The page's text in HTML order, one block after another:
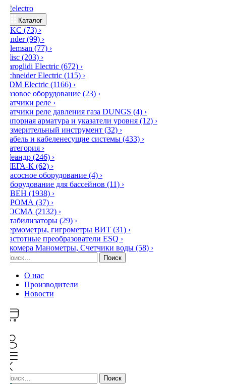
Каталог
DKC (73) ›
Finder(99) ›
Klemsan (77) ›
Misc (203) ›
Saroglidi Electric (672) ›
Schneider Electric (115) ›
TDM Electric (1166) ›
Газовое оборудование (23) ›
Датчики реле ›
Датчики реле давления газа DUNGS (4) ›
Запорная арматура и указатели уровня (12) ›
Измерительный инструмент (32) ›
Кабель и кабеленесущие системы (433) ›
Категория ›
Меандр (246) ›
МЕГА-К (62) ›
Насосное оборудование (4) ›
Оборудование для бассейнов (11) ›
ОВЕН (1938) ›
ПРОМА (37) ›
РОСМА (2132) ›
Стабилизаторы (29) ›
Термометры, гигрометры ВИТ (31) ›
Частотные преобразователи ESQ ›
Экомера Манометры, Счетчики воды (58) ›
Найти:
О нас
Производители
Новости
Найти: